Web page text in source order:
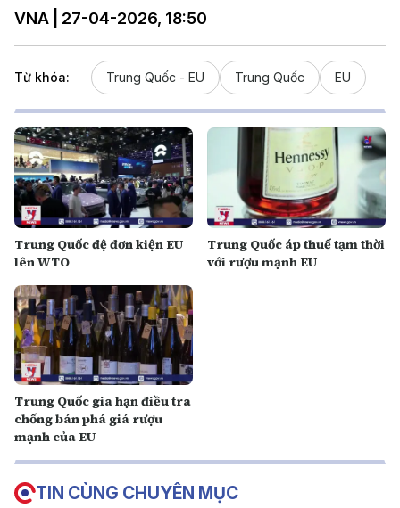
VNA | 27-04-2026, 18:50
Từ khóa: Trung Quốc - EU Trung Quốc EU
Trung Quốc đệ đơn kiện EU
lên WTO
Trung Quốc áp thuế tạm thời
với rượu mạnh EU
Trung Quốc gia hạn điều tra
chống bán phá giá rượu
mạnh của EU
TIN CÙNG CHUYÊN MỤC